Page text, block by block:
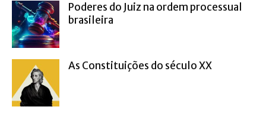
Poderes do Juiz na ordem processual
brasileira
As Constituições do século XX